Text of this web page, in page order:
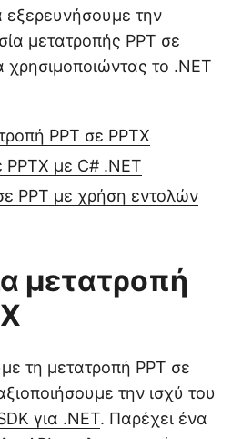
εξερευνήσουμε την
μετατροπής PPT σε
χρησιμοποιώντας το .NET
PPT σε PPTX
με C# .NET
PPT με χρήση εντολών
μετατροπή
τη μετατροπή PPT σε
την ισχύ του
για .NET. Παρέχει ένα